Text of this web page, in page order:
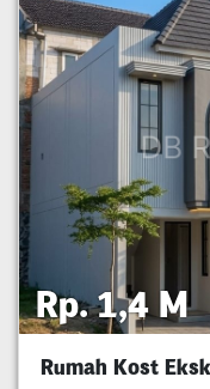
Rp. 1,4 M
Rumah Kost